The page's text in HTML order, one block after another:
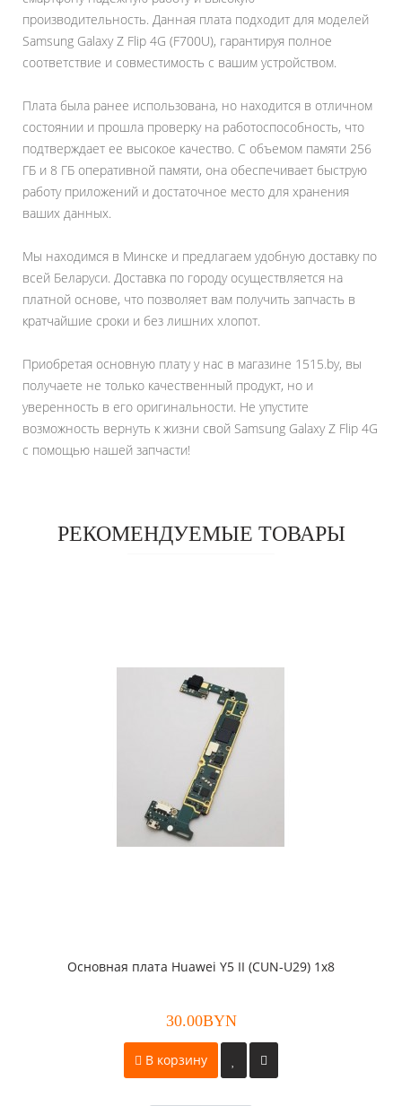
производительность. Данная плата подходит для моделей
Samsung Galaxy Z Flip 4G (F700U), гарантируя полное
соответствие и совместимость с вашим устройством.
Плата была ранее использована, но находится в отличном
состоянии и прошла проверку на работоспособность, что
подтверждает ее высокое качество. С объемом памяти 256
ГБ и 8 ГБ оперативной памяти, она обеспечивает быструю
работу приложений и достаточное место для хранения
ваших данных.
Мы находимся в Минске и предлагаем удобную доставку по
всей Беларуси. Доставка по городу осуществляется на
платной основе, что позволяет вам получить запчасть в
кратчайшие сроки и без лишних хлопот.
Приобретая основную плату у нас в магазине 1515.by, вы
получаете не только качественный продукт, но и
уверенность в его оригинальности. Не упустите
возможность вернуть к жизни свой Samsung Galaxy Z Flip 4G
с помощью нашей запчасти!
РЕКОМЕНДУЕМЫЕ ТОВАРЫ
Основная плата Huawei Y5 II (CUN-U29) 1x8
30.00BYN
В корзину